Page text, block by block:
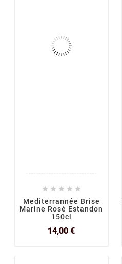
    
Mediterrannée Brise
Marine Rosé Estandon
150cl
14,00 €Prix